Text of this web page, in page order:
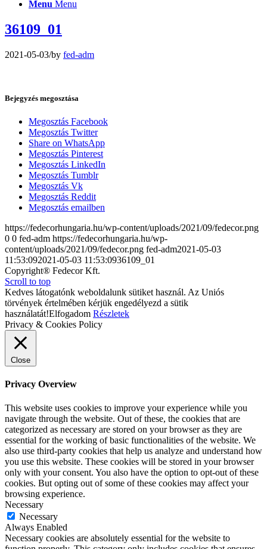
Menu Menu
36109_01
2021-05-03/by fed-adm
Bejegyzés megosztása
Megosztás Facebook
Megosztás Twitter
Share on WhatsApp
Megosztás Pinterest
Megosztás LinkedIn
Megosztás Tumblr
Megosztás Vk
Megosztás Reddit
Megosztás emailben
https://fedecorhungaria.hu/wp-content/uploads/2021/09/fedecor.png
0 0 fed-adm https://fedecorhungaria.hu/wp-
content/uploads/2021/09/fedecor.png fed-adm2021-05-03
11:53:092021-05-03 11:53:0936109_01
Copyright® Fedecor Kft.
Scroll to top
Kedves látogatónk weboldalunk sütiket használ. Az Uniós
törvények értelmében kérjük engedélyezd a sütik
használatát!Elfogadom Részletek
Privacy & Cookies Policy
Close
Privacy Overview
This website uses cookies to improve your experience while you
navigate through the website. Out of these, the cookies that are
categorized as necessary are stored on your browser as they are
essential for the working of basic functionalities of the website. We
also use third-party cookies that help us analyze and understand how
you use this website. These cookies will be stored in your browser
only with your consent. You also have the option to opt-out of these
cookies. But opting out of some of these cookies may affect your
browsing experience.
Necessary
Necessary
Always Enabled
Necessary cookies are absolutely essential for the website to